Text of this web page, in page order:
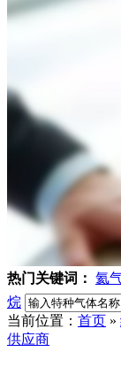
热门关键词： 氦
烷
当前位置： 首页 »
供应商